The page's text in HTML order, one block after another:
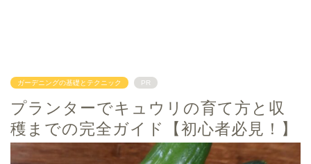
ガーデニングの基礎とテクニック PR
プランターでキュウリの育て方と収
穫までの完全ガイド【初心者必見！】